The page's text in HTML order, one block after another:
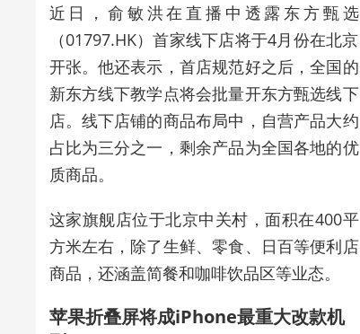
近日，俞敏洪在直播中透露东方甄选
（01797.HK）首家线下店将于4月份在北京
开张。他还表示，首店规范好之后，全国的
新东方线下教学点将会批量开东方甄选线下
店。线下店铺的商品布局中，自营产品大约
占比为三分之一，剩余产品为全国各地的优
质商品。
这家旗舰店位于北京中关村，面积在400平
方米左右，除了生鲜、零食、日百等便利店
商品，还涵盖简餐和咖啡饮品区等业态。
苹果折叠屏将成iPhone最重大改款机